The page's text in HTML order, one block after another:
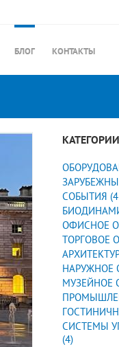
БЛОГ КОНТАКТЫ
КАТЕГОРИИ
СОБЫТИЯ
ОФИСНОЕ
ТОРГОВОЕ
НАРУЖНОЕ
МУЗЕЙНОЕ
СИСТЕМЫ
(4)